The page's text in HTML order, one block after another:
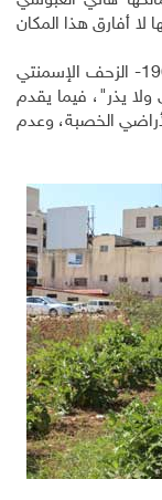
لا أفارق هذا المكان
- الزحف الإسمنتي
ولا يذر"، فيما يقدم
الخصبة، وعدم